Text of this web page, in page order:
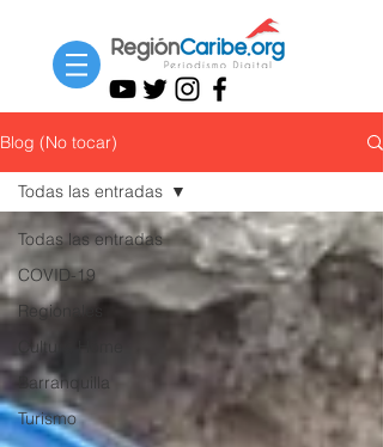
Blog (No tocar)
Todas las entradas
COVID-19
Regionales
Cultura Home
Barranquilla
Turismo
Todas las entradas